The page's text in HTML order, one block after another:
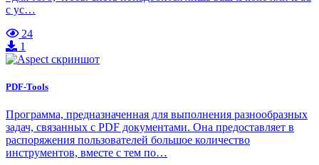
с ус…
24
1
PDF-Tools
Программа, предназначенная для выполнения разнообразных
задач, связанных с PDF документами. Она предоставляет в
распоряжения пользователей большое количество
инструментов, вместе с тем по…